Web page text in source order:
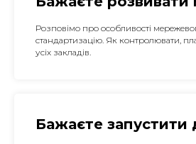
Розповімо про особливості
стандартизацію. Як контролювати,
усіх закладів.
Бажаєте запустити